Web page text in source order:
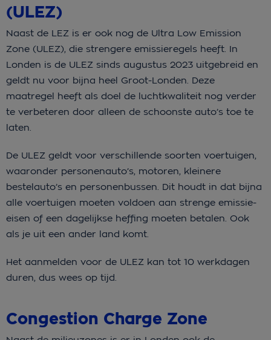
(ULEZ)
Naast de LEZ is er ook nog de Ultra Low Emission
Zone (ULEZ), die strengere emissieregels heeft. In
Londen is de ULEZ sinds augustus 2023 uitgebreid en
geldt nu voor bijna heel Groot-Londen. Deze
maatregel heeft als doel de luchtkwaliteit nog verder
te verbeteren door alleen de schoonste auto’s toe te
laten.
De ULEZ geldt voor verschillende soorten voertuigen,
waaronder personenauto’s, motoren, kleinere
bestelauto’s en personenbussen. Dit houdt in dat bijna
alle voertuigen moeten voldoen aan strenge emissie-
eisen of een dagelijkse heffing moeten betalen. Ook
als je uit een ander land komt.
Het aanmelden voor de ULEZ kan tot 10 werkdagen
duren, dus wees op tijd.
Congestion Charge Zone